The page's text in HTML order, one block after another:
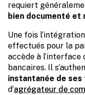
requiert
bien documenté et
Une fois
effectués pour la
accède à l’interface
bancaires. Il
instantanée de ses
d’agrégateur de